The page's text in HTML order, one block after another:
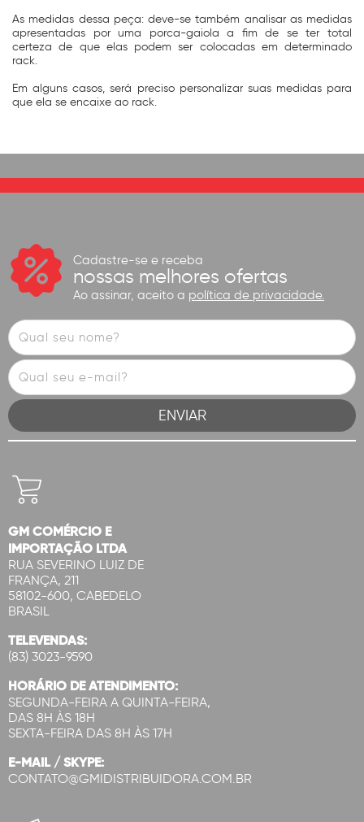
As medidas dessa peça: deve-se também analisar as medidas
apresentadas por uma porca-gaiola a fim de se ter total
certeza de que elas podem ser colocadas em determinado
rack.
Em alguns casos, será preciso personalizar suas medidas para
que ela se encaixe ao rack.
Cadastre-se e receba
nossas melhores ofertas
Ao assinar, aceito a política de privacidade.
GM COMÉRCIO E
IMPORTAÇÃO LTDA
RUA SEVERINO LUIZ DE
FRANÇA, 211
58102-600, CABEDELO
BRASIL
TELEVENDAS:
(83) 3023-9590
HORÁRIO DE ATENDIMENTO:
SEGUNDA-FEIRA A QUINTA-FEIRA,
DAS 8H ÀS 18H
SEXTA-FEIRA DAS 8H ÀS 17H
E-MAIL / SKYPE:
CONTATO@GMIDISTRIBUIDORA.COM.BR